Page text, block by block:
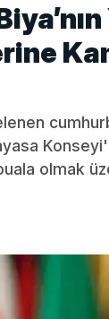
olmak